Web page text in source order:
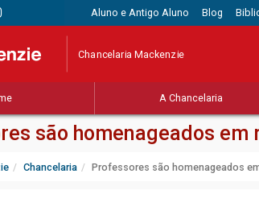
Aluno e Antigo Aluno Blog
Chancelaria Mackenzie
A Chancelaria
são homenageados
Chancelaria Professores são homenageados